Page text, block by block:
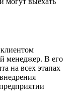
менеджер. В его
на всех этапах